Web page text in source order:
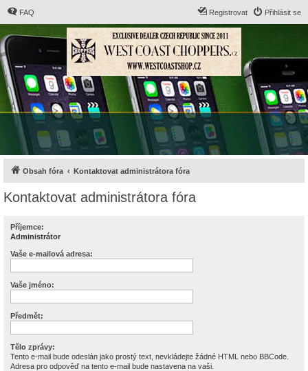
FAQ Přihlásit se
Registrovat
Obsah fóra Kontaktovat administrátora fóra
Kontaktovat administrátora fóra
Příjemce:
Administrátor
Vaše e-mailová adresa:
Vaše jméno:
Předmět:
Tělo zprávy:
Tento e-mail bude odeslán jako prostý text, nevkládejte žádné HTML nebo BBCode.
Adresa pro odpověď na tento e-mail bude nastavena na vaši.